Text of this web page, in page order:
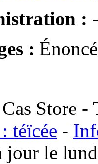
: -
:
Store -
téïcée -
jour le